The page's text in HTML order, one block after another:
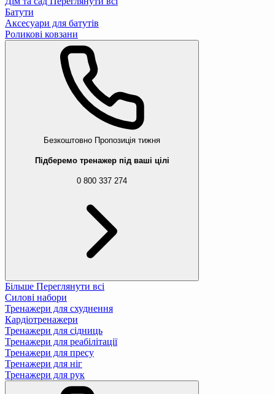
Батути
Аксесуари для батутів
Роликові ковзани
Безкоштовно Пропозиція тижня
Підберемо тренажер під ваші цілі
0 800 337 274
Більше Переглянути всі
Силові набори
Тренажери для схуднення
Кардіотренажери
Тренажери для сідниць
Тренажери для реабілітації
Тренажери для пресу
Тренажери для ніг
Тренажери для рук